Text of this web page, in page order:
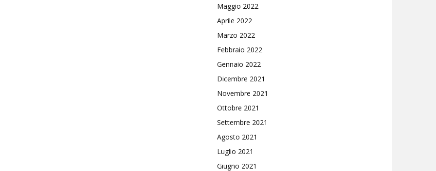
Maggio 2022
Aprile 2022
Marzo 2022
Febbraio 2022
Gennaio 2022
Dicembre 2021
Novembre 2021
Ottobre 2021
Settembre 2021
Agosto 2021
Luglio 2021
Giugno 2021